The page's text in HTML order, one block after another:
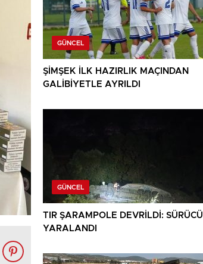
GÜNCEL
ŞİMŞEK İLK HAZIRLIK MAÇINDAN
GALİBİYETLE AYRILDI
GÜNCEL
TIR ŞARAMPOLE DEVRİLDİ: SÜRÜCÜ
YARALANDI